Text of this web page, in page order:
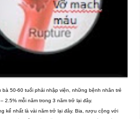
bà 50-60 tuổi phải nhập viện, những bệnh nhân trẻ
2.5% mỗi năm trong 3 năm trở lại đây.
kể nhất là vài năm trở lại đây. Bia, rượu cộng với